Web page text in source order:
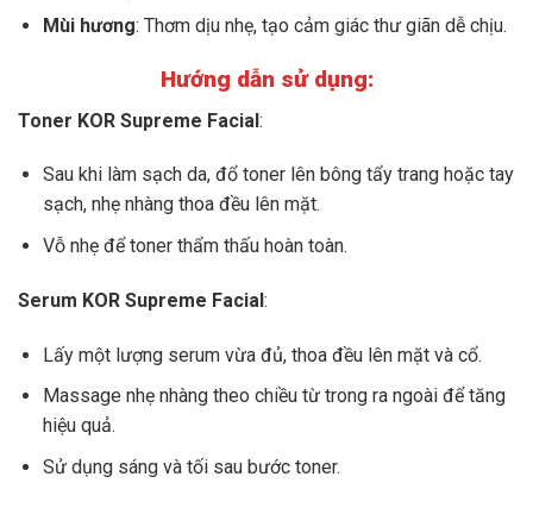
Mùi hương: Thơm dịu nhẹ, tạo cảm giác thư giãn dễ chịu.
Hướng dẫn sử dụng:
Toner KOR Supreme Facial:
Sau khi làm sạch da, đổ toner lên bông tẩy trang hoặc tay
sạch, nhẹ nhàng thoa đều lên mặt.
Vỗ nhẹ để toner thẩm thấu hoàn toàn.
Serum KOR Supreme Facial:
Lấy một lượng serum vừa đủ, thoa đều lên mặt và cổ.
Massage nhẹ nhàng theo chiều từ trong ra ngoài để tăng
hiệu quả.
Sử dụng sáng và tối sau bước toner.